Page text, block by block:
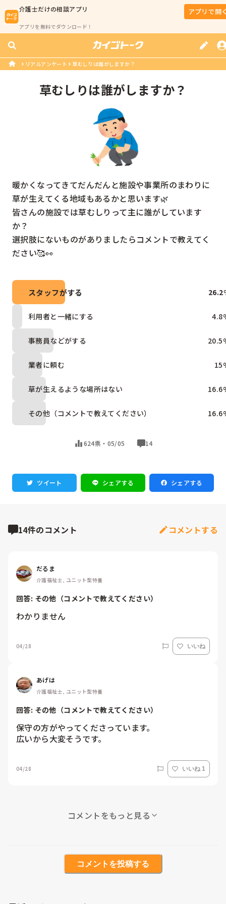
介護士だけの相談アプリ
アプリを無料でダウンロード！
アプリで開
リアルアンケート 草むしりは誰がしますか？
草むしりは誰がしますか？
暖かくなってきてだんだんと施設や事業所のまわりに
草が生えてくる地域もあるかと思います🌿
皆さんの施設では草むしりって主に誰がしています
か？
選択肢にないものがありましたらコメントで教えてく
ださい🥰👀
スタッフがする 26.2
利用者と一緒にする 4.8
事務員などがする 20.5
業者に頼む 15
草が生えるような場所はない 16.6
その他（コメントで教えてください） 16.6
624票・ 05/05 14
ツイート シェアする シェアする
14件のコメント コメントする
だるま
介護福祉士, ユニット型特養
回答: その他（コメントで教えてください）
わかりません
04/28 いいね
あげは
介護福祉士, ユニット型特養
回答: その他（コメントで教えてください）
保守の方がやってくださっています。
広いから大変そうです。
04/28 いいね 1
コメントをもっと見る
コメントを投稿する